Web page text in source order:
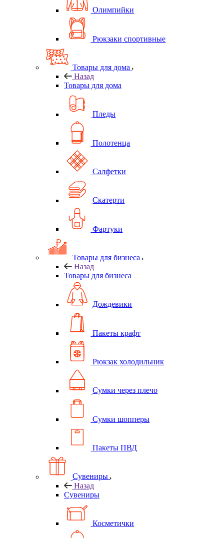
Олимпийки
Рюкзаки спортивные
Товары для дома
Назад
Товары для дома
Пледы
Полотенца
Салфетки
Скатерти
Фартуки
Товары для бизнеса
Назад
Товары для бизнеса
Дождевики
Пакеты крафт
Рюкзак холодильник
Сумки через плечо
Сумки шопперы
Пакеты ПВД
Сувениры
Назад
Сувениры
Косметички